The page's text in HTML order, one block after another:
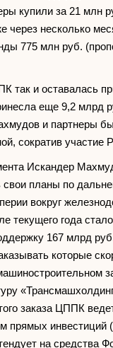
купили за 21 млн
через несколько
775 млн руб.
так и оставалась
еще 9,2 млрд
и партнеры
сократив участие
Искандер
свои планы по
вокруг
текущего года
167 млрд
которые
заказа ЦППК
прямых инвестиций
на средства